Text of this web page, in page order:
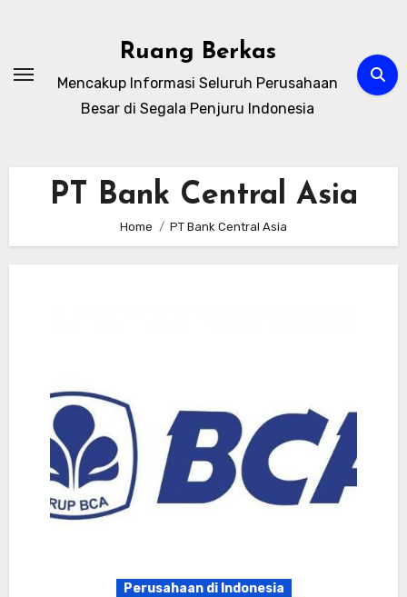
Ruang Berkas
Mencakup Informasi Seluruh Perusahaan
Besar di Segala Penjuru Indonesia
PT Bank Central Asia
Home PT Bank Central Asia
Perusahaan di Indonesia